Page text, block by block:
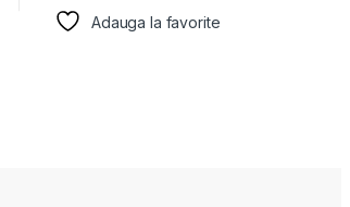
Adauga la favorite